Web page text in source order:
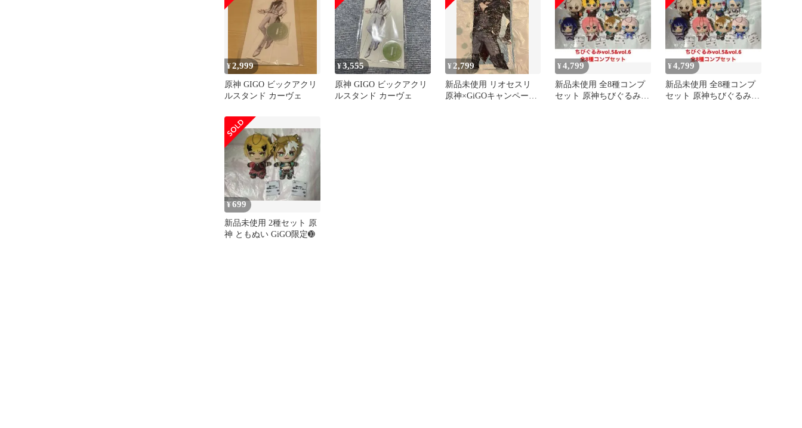
¥2,999
原神 GIGO ビックアクリ
ルスタンド カーヴェ
¥3,555
原神 GIGO ビックアクリ
ルスタンド カーヴェ
¥ 2,799
新品未使用 リオセスリ
原神×GiGOキャンペーン
¥4,799
新品未使用 全8種コンプ
セット 原神ちびぐるみ
¥4,799
新品未使用 全8種コンプ
セット 原神ちびぐるみ
¥699
新品未使用 2種セット 原
神 ともぬい GiGO限定➓